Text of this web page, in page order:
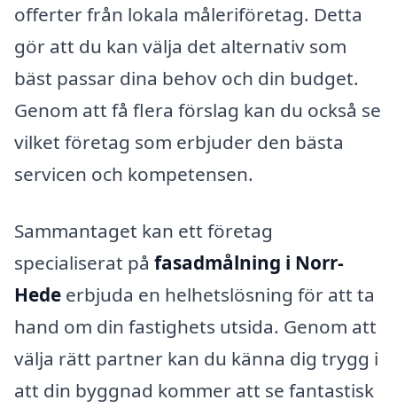
offerter från lokala måleriföretag. Detta
gör att du kan välja det alternativ som
bäst passar dina behov och din budget.
Genom att få flera förslag kan du också se
vilket företag som erbjuder den bästa
servicen och kompetensen.
Sammantaget kan ett företag
specialiserat på fasadmålning i Norr-
Hede erbjuda en helhetslösning för att ta
hand om din fastighets utsida. Genom att
välja rätt partner kan du känna dig trygg i
att din byggnad kommer att se fantastisk